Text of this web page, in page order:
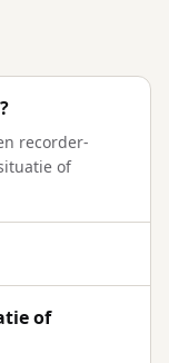
recorder-
of
of